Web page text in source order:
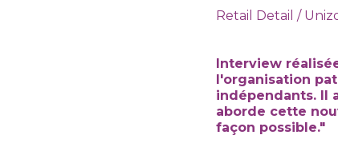
Retail Detail /
Interview
l'organisation
indépendants. Il
aborde cette
façon possible."